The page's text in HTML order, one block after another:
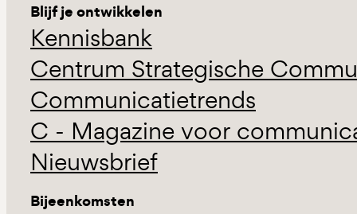
Blijf je ontwikkelen
Kennisbank
Centrum Strategische
Communicatietrends
C - Magazine voor
Nieuwsbrief
Bijeenkomsten